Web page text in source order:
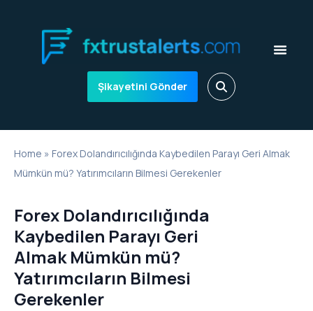
Şikayetini Gönder
Home » Forex Dolandırıcılığında Kaybedilen Parayı Geri Almak
Mümkün mü? Yatırımcıların Bilmesi Gerekenler
Forex Dolandırıcılığında
Kaybedilen Parayı Geri
Almak Mümkün mü?
Yatırımcıların Bilmesi
Gerekenler